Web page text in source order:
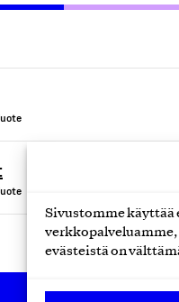
Sivustomme käyttää
evästeistä on